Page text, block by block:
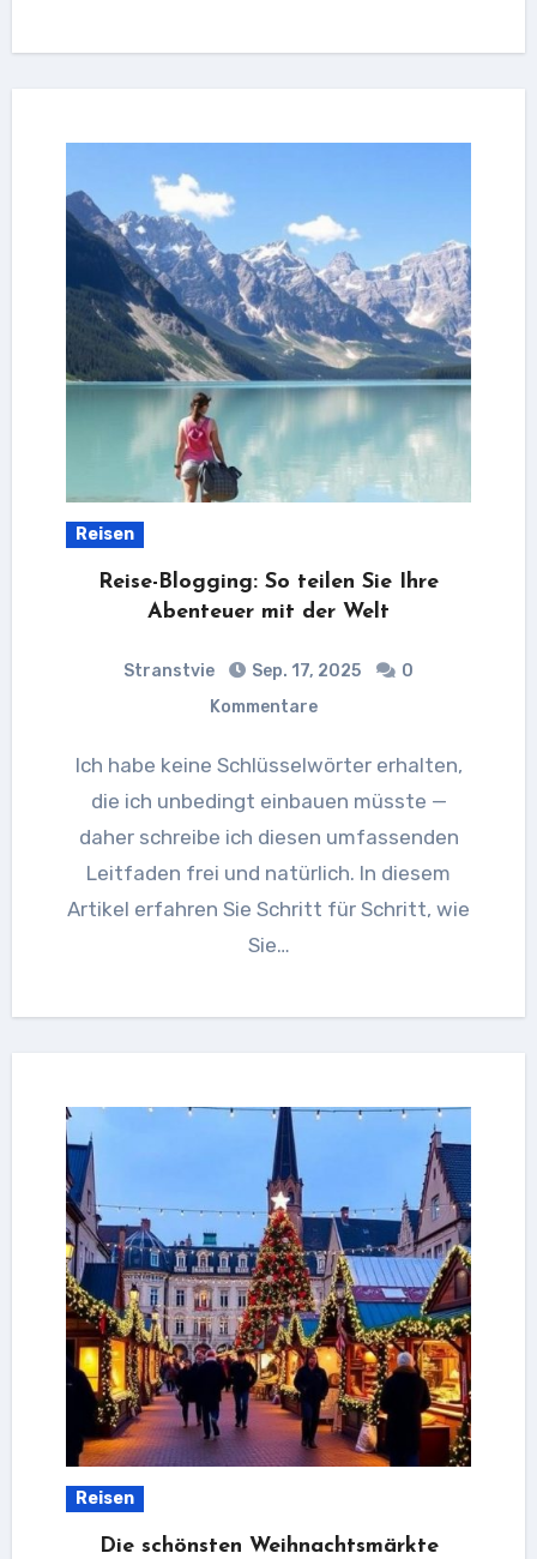
Reisen
Reise-Blogging: So teilen Sie Ihre
Abenteuer mit der Welt
Stranstvie Sep. 17, 2025
0
Kommentare
Ich habe keine Schlüsselwörter erhalten,
die ich unbedingt einbauen müsste —
daher schreibe ich diesen umfassenden
Leitfaden frei und natürlich. In diesem
Artikel erfahren Sie Schritt für Schritt, wie
Sie…
Reisen
Die schönsten Weihnachtsmärkte